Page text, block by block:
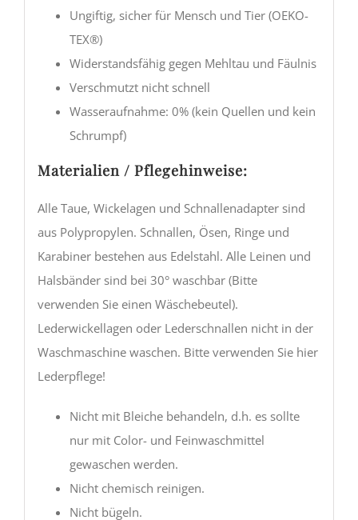
Ungiftig, sicher für Mensch und Tier (OEKO-
TEX®)
Widerstandsfähig gegen Mehltau und Fäulnis
Verschmutzt nicht schnell
Wasseraufnahme: 0% (kein Quellen und kein
Schrumpf)
Materialien / Pflegehinweise:
Alle Taue, Wickelagen und Schnallenadapter sind
aus Polypropylen. Schnallen, Ösen, Ringe und
Karabiner bestehen aus Edelstahl. Alle Leinen und
Halsbänder sind bei 30° waschbar (Bitte
verwenden Sie einen Wäschebeutel).
Lederwickellagen oder Lederschnallen nicht in der
Waschmaschine waschen. Bitte verwenden Sie hier
Lederpflege!
Nicht mit Bleiche behandeln, d.h. es sollte
nur mit Color- und Feinwaschmittel
gewaschen werden.
Nicht chemisch reinigen.
Nicht bügeln.